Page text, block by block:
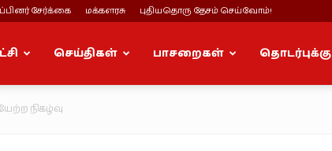
சேர்க்கை மக்களரசு புதியதொரு தேசம் செய்வோம்!
செய்திகள் பாசறைகள் தொடர்புக்கு
நிகழ்வு